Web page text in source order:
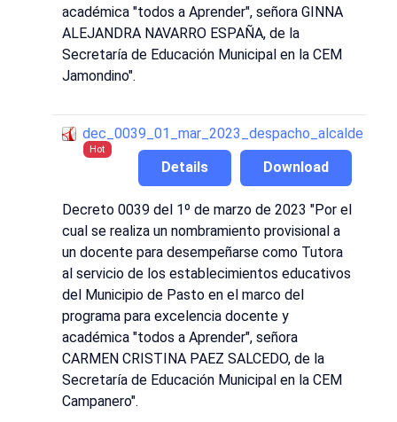
académica "todos a Aprender", señora GINNA
ALEJANDRA NAVARRO ESPAÑA, de la
Secretaría de Educación Municipal en la CEM
Jamondino".
dec_0039_01_mar_2023_despacho_alcalde
Hot
Download
Details
Decreto 0039 del 1º de marzo de 2023 "Por el
cual se realiza un nombramiento provisional a
un docente para desempeñarse como Tutora
al servicio de los establecimientos educativos
del Municipio de Pasto en el marco del
programa para excelencia docente y
académica "todos a Aprender", señora
CARMEN CRISTINA PAEZ SALCEDO, de la
Secretaría de Educación Municipal en la CEM
Campanero".